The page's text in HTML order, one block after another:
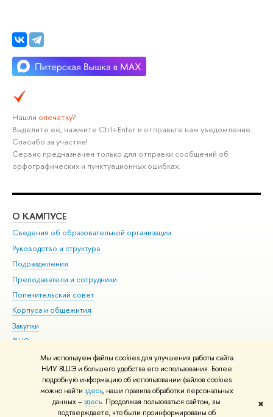
Мы используем файлы cookies для улучшения работы сайта
НИУ ВШЭ и большего удобства его использования. Более
подробную информацию об использовании файлов cookies
можно найти здесь, наши правила обработки персональных
данных –здесь. Продолжая пользоваться сайтом, вы
подтверждаете, что были проинформированы об
✖
Нашли опечатку?
Выделите её, нажмите Ctrl+Enter и отправьте нам уведомление.
Спасибо за участие!
Сервис предназначен только для отправки сообщений об
орфографических и пунктуационных ошибках.
О КАМПУСЕ
Сведения об образовательной организации
Руководство и структура
Подразделения
Преподаватели и сотрудники
Попечительский совет
Корпуса и общежития
Закупки
ВШЭ для студентов с ограниченными возможностями
здоровья и инвалидностью
Версия для слабовидящих
Единая платежная страница